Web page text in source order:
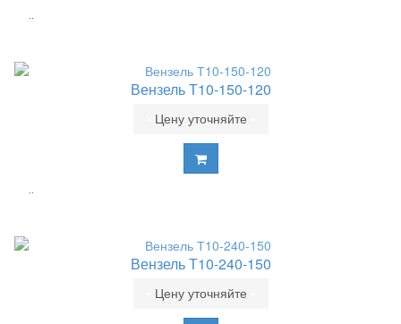
..
Вензель Т10-150-120
Цену уточняйте
..
Вензель Т10-240-150
Цену уточняйте